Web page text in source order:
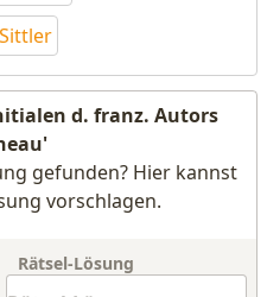
d. franz. Autors
gefunden? Hier kannst
vorschlagen.
Rätsel-Lösung